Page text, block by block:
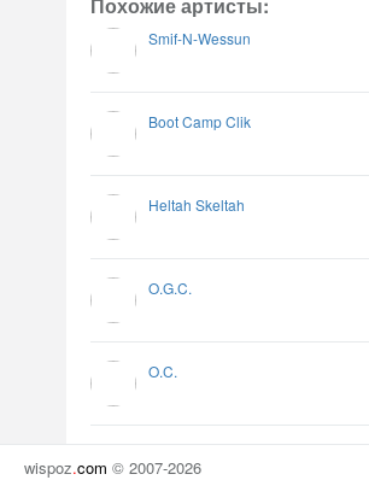
Smif-N-Wessun
Boot Camp Clik
Heltah Skeltah
O.G.C.
O.C.
wispoz.com © 2007-2026